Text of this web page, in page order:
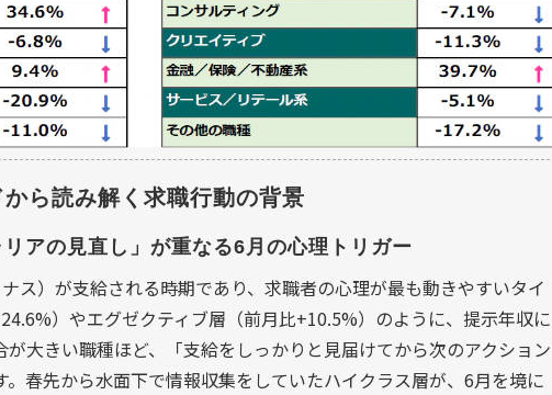
ら読み解く求職行動の背景
アの見直し」が重なる6月の心理トリガー
ス）が支給される時期であり、求職者の心理が最も動きやすいタイ
）やエグゼクティブ層（前月比+10.5%）のように、提示年収に
大きい職種ほど、「支給をしっかりと見届けてから次のアクション
春先から水面下で情報収集をしていたハイクラス層が、6月を境に